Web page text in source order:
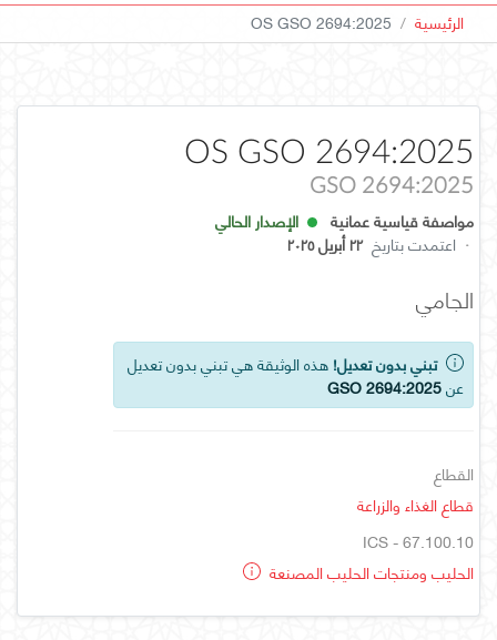
الرئيسية OS GSO 2694:2025
OS GSO 2694:2025
GSO 2694:2025
مواصفة قياسية عمانية
الإصدار الحالي
· اعتمدت بتاريخ ٢٢ أبريل ٢٠٢٥
الجامي
تبني بدون تعديل! هذه الوثيقة هي تبني بدون تعديل
عنGSO 2694:2025
القطاع
قطاع الغذاء والزراعة
ICS - 67.100.10
الحليب ومنتجات الحليب المصنعة